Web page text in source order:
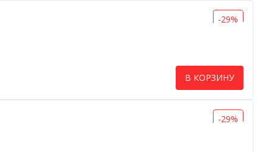
-29%
В КОРЗИНУ
-29%